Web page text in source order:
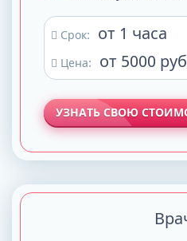
Срок: от 1 часа
Цена: от 5000
УЗНАТЬ СВОЮ